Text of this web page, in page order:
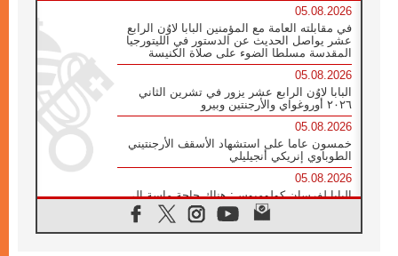
05.08.2026
في مقابلته العامة مع المؤمنين البابا لاوُن الرابع
عشر يواصل الحديث عن الدستور في الليتورجيا
المقدسة مسلطا الضوء على صلاة الكنيسة
05.08.2026
البابا لاوُن الرابع عشر يزور في تشرين الثاني
٢٠٢٦ أوروغواي والأرجنتين وبيرو
05.08.2026
خمسون عاما على استشهاد الأسقف الأرجنتيني
الطوباوي إنريكي أنجيليلي
05.08.2026
البابا لفرسان كولومبوس: هناك حاجة ماسة إلى
أنبياء تناغم يسعون إلى بناء الجسور
04.08.2026